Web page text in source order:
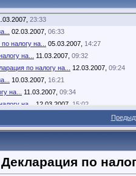
23:33
02.03.2007, 06:33
налогу на... 05.03.2007, 14:27
на... 11.03.2007, 09:32
по налогу на... 12.03.2007, 09:24
10.03.2007, 16:21
на... 11.03.2007, 09:34
на... 12.03.2007, 15:02
Декларация по